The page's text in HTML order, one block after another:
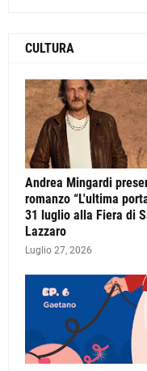
CULTURA
Andrea Mingardi
romanzo “L'ultima
31 luglio alla Fiera di
Lazzaro
Luglio 27, 2026